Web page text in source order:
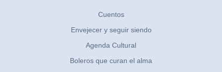
Cuentos
Envejecer y seguir siendo
Agenda Cultural
Boleros que curan el alma